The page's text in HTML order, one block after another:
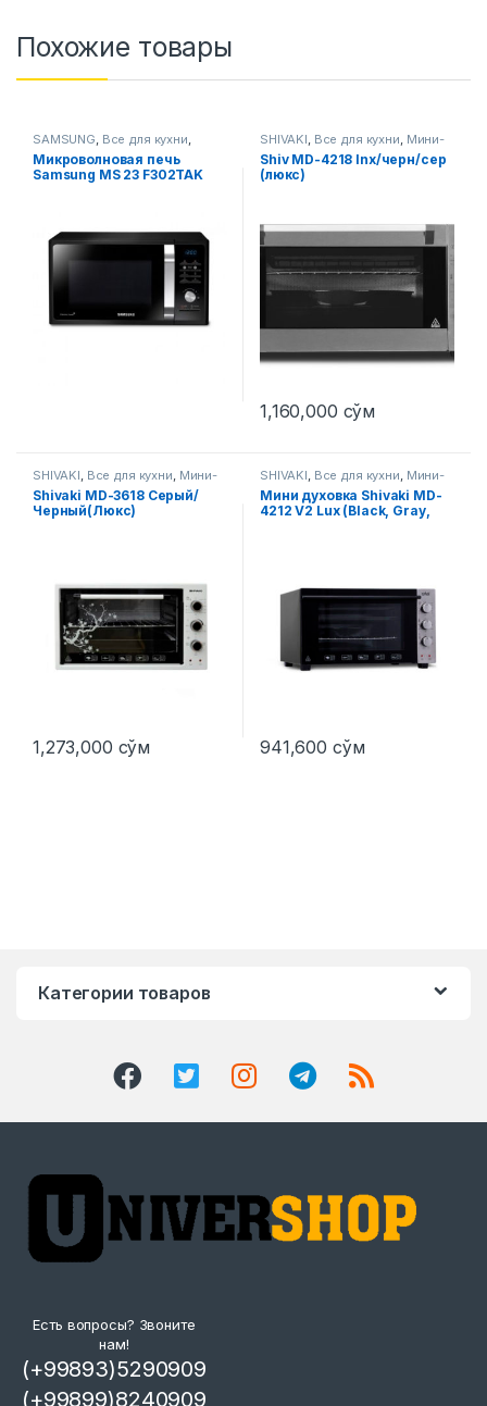
Похожие товары
SAMSUNG, Все для кухни,
Микроволновые печи
Микроволновая печь
Samsung MS 23 F302TAK
SHIVAKI, Все для кухни, Мини-
печи
Shiv MD-4218 Inx/черн/сер
(люкс)
1,160,000 сўм
SHIVAKI, Все для кухни, Мини-
печи
Shivaki MD-3618 Серый/
Черный(Люкс)
1,273,000 сўм
SHIVAKI, Все для кухни, Мини-
печи
Мини духовка Shivaki MD-
4212 V2 Lux (Black, Gray,
941,600 сўм
Категории товаров
Есть вопросы? Звоните
нам!
(+99893)5290909
(+99899)8240909